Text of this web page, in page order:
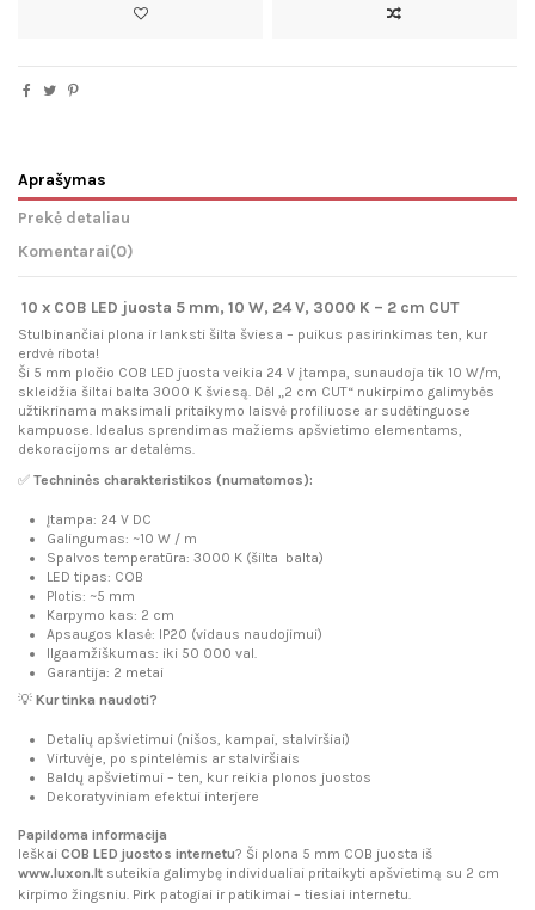
Aprašymas
Prekė detaliau
Komentarai(0)
10 x COB LED juosta 5 mm, 10 W, 24 V, 3000 K – 2 cm CUT
Stulbinančiai plona ir lanksti šilta šviesa – puikus pasirinkimas ten, kur
erdvė ribota!
Ši 5 mm pločio COB LED juosta veikia 24 V įtampa, sunaudoja tik 10 W/m,
skleidžia šiltai balta 3000 K šviesą. Dėl „2 cm CUT“ nukirpimo galimybės
užtikrinama maksimali pritaikymo laisvė profiliuose ar sudėtinguose
kampuose. Idealus sprendimas mažiems apšvietimo elementams,
dekoracijoms ar detalėms.
✅ Techninės charakteristikos (numatomos):
Įtampa: 24 V DC
Galingumas: ~10 W / m
Spalvos temperatūra: 3000 K (šilta balta)
LED tipas: COB
Plotis: ~5 mm
Karpymo kas: 2 cm
Apsaugos klasė: IP20 (vidaus naudojimui)
Ilgaamžiškumas: iki 50 000 val.
Garantija: 2 metai
💡 Kur tinka naudoti?
Detalių apšvietimui (nišos, kampai, stalviršiai)
Virtuvėje, po spintelėmis ar stalviršiais
Baldų apšvietimui – ten, kur reikia plonos juostos
Dekoratyviniam efektui interjere
Papildoma informacija
Ieškai COB LED juostos internetu? Ši plona 5 mm COB juosta iš
www.luxon.lt suteikia galimybę individualiai pritaikyti apšvietimą su 2 cm
kirpimo žingsniu. Pirk patogiai ir patikimai – tiesiai internetu.